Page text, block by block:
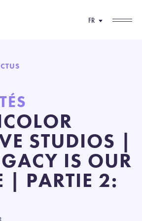
FR
STUDIOS |
IS OUR
| PARTIE 2: